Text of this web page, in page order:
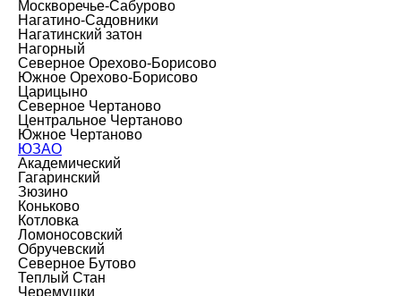
Москворечье-Сабурово
Нагатино-Садовники
Нагатинский затон
Нагорный
Северное Орехово-Борисово
Южное Орехово-Борисово
Царицыно
Северное Чертаново
Центральное Чертаново
Южное Чертаново
ЮЗАО
Академический
Гагаринский
Зюзино
Коньково
Котловка
Ломоносовский
Обручевский
Северное Бутово
Теплый Стан
Черемушки